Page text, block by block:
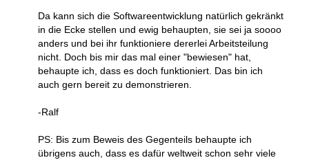
Da kann sich die Softwareentwicklung natürlich gekränkt
in die Ecke stellen und ewig behaupten, sie sei ja soooo
anders und bei ihr funktioniere dererlei Arbeitsteilung
nicht. Doch bis mir das mal einer "bewiesen" hat,
behaupte ich, dass es doch funktioniert. Das bin ich
auch gern bereit zu demonstrieren.
-Ralf
PS: Bis zum Beweis des Gegenteils behaupte ich
übrigens auch, dass es dafür weltweit schon sehr viele